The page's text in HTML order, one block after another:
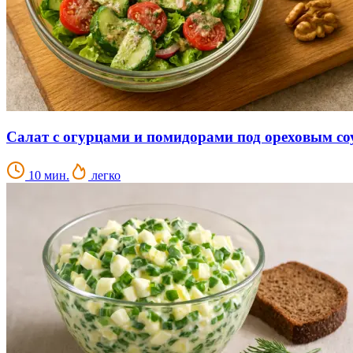
Салат с огурцами и помидорами под ореховым
10 мин. легко